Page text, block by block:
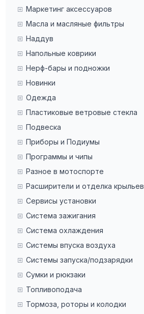
Маркетинг аксессуаров
Масла и масляные фильтры
Наддув
Напольные коврики
Нерф-бары и подножки
Новинки
Одежда
Пластиковые ветровые стекла
Подвеска
Приборы и Подиумы
Программы и чипы
Разное в мотоспорте
Расширители и отделка крыльев
Сервисы установки
Система зажигания
Система охлаждения
Системы впуска воздуха
Системы запуска/подзарядки
Сумки и рюкзаки
Топливоподача
Тормоза, роторы и колодки